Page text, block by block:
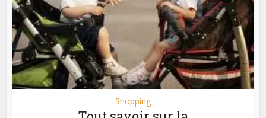
Shopping